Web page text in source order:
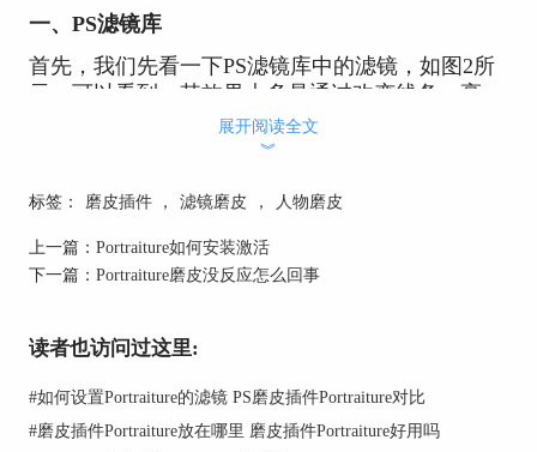
一、PS滤镜库
首先，我们先看一下PS滤镜库中的滤镜，如图2所
示，可以看到，其效果大多是通过改变线条、亮
度、色彩等进行的一次性图像调整。其效果较为固
定，调整的灵活性不高。
图2：滤镜效果
展开阅读全文
︾
标签： 磨皮插件 ， 滤镜磨皮 ， 人物磨皮
上一篇： Portraiture如何安装激活
下一篇： Portraiture磨皮没反应怎么回事
读者也访问过这里:
#如何设置Portraiture的滤镜 PS磨皮插件Portraiture对比
#磨皮插件Portraiture放在哪里 磨皮插件Portraiture好用吗